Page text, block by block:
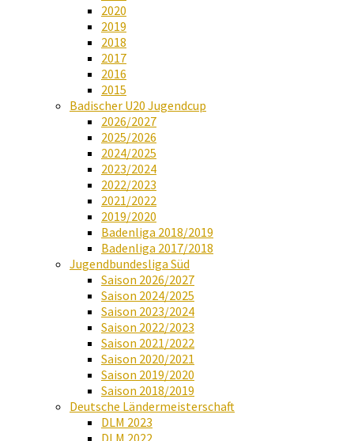
2020
2019
2018
2017
2016
2015
Badischer U20 Jugendcup
2026/2027
2025/2026
2024/2025
2023/2024
2022/2023
2021/2022
2019/2020
Badenliga 2018/2019
Badenliga 2017/2018
Jugendbundesliga Süd
Saison 2026/2027
Saison 2024/2025
Saison 2023/2024
Saison 2022/2023
Saison 2021/2022
Saison 2020/2021
Saison 2019/2020
Saison 2018/2019
Deutsche Ländermeisterschaft
DLM 2023
DLM 2022